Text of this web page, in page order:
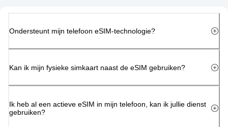
Ondersteunt mijn telefoon eSIM-technologie?
Kan ik mijn fysieke simkaart naast de eSIM gebruiken?
Ik heb al een actieve eSIM in mijn telefoon, kan ik jullie dienst
gebruiken?